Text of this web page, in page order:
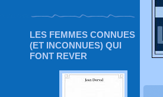
LES FEMMES CONNUES
(ET INCONNUES) QUI
FONT REVER